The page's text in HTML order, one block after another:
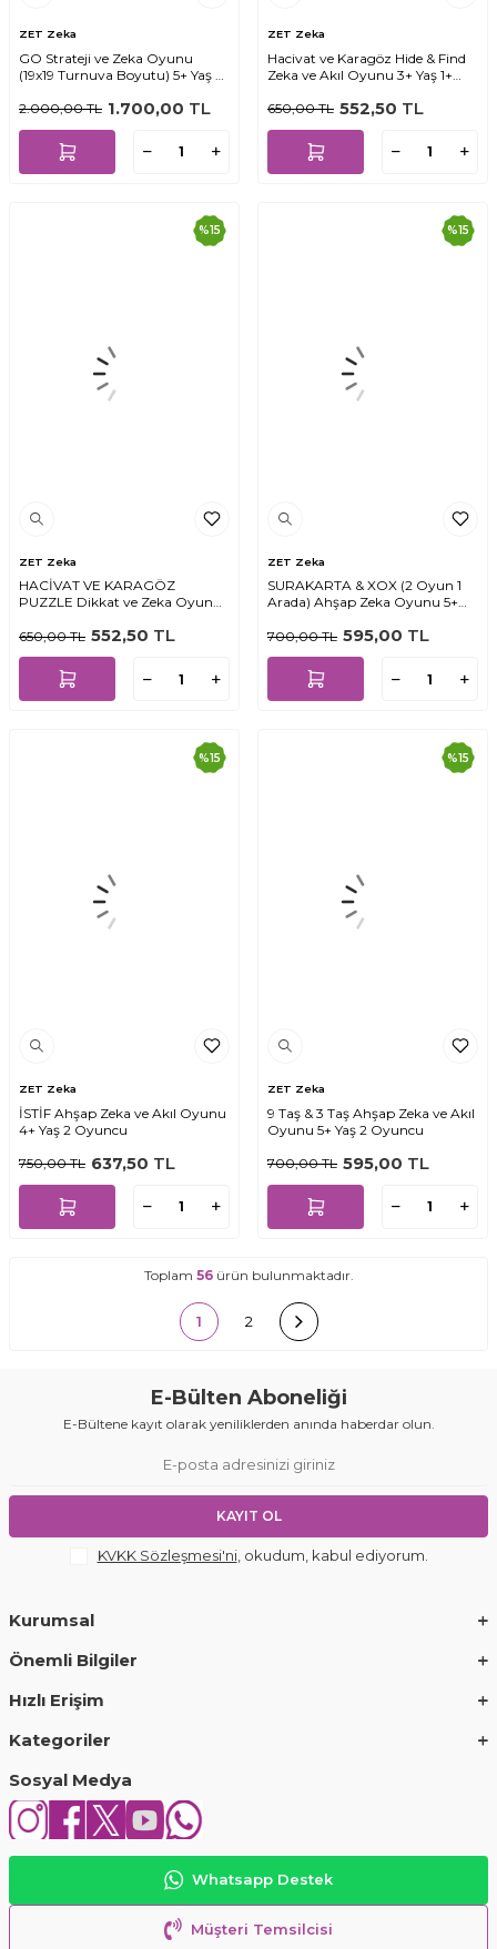
ZET Zeka
GO Strateji ve Zeka Oyunu
(19x19 Turnuva Boyutu) 5+ Yaş 2
2.000,00TL 1.700,00 TL
ZET Zeka
Hacivat ve Karagöz Hide & Find
Zeka ve Akıl Oyunu 3+ Yaş 1+
650,00TL 552,50 TL
%15
ZET Zeka
HACİVAT VE KARAGÖZ
PUZZLE Dikkat ve Zeka Oyunu
650,00TL 552,50 TL
%15
ZET Zeka
SURAKARTA & XOX (2 Oyun 1
Arada) Ahşap Zeka Oyunu 5+
700,00TL 595,00 TL
%15
ZET Zeka
İSTİF Ahşap Zeka ve Akıl Oyunu
4+ Yaş 2 Oyuncu
750,00TL 637,50 TL
%15
ZET Zeka
9 Taş & 3 Taş Ahşap Zeka ve Akıl
Oyunu 5+ Yaş 2 Oyuncu
700,00TL 595,00 TL
Toplam 56ürün bulunmaktadır.
1 2
E-Bülten Aboneliği
E-Bültene kayıt olarak yeniliklerden anında haberdar olun.
KAYIT OL
KVKK Sözleşmesi'ni, okudum, kabul ediyorum.
Kurumsal
Önemli Bilgiler
Hızlı Erişim
Kategoriler
Sosyal Medya
Whatsapp Destek
Müşteri Temsilcisi